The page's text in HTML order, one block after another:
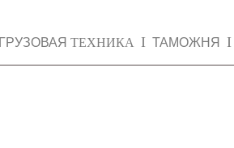
ГРУЗОВАЯ ТЕХНИКА I ТАМОЖНЯ I